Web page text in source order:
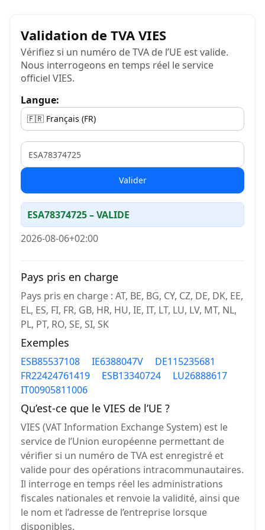
Validation de TVA VIES
Vérifiez si un numéro de TVA de l’UE est valide.
Nous interrogeons en temps réel le service
officiel VIES.
Langue:
Valider
ESA78374725 – VALIDE
2026-08-06+02:00
Pays pris en charge
Pays pris en charge : AT, BE, BG, CY, CZ, DE, DK, EE,
EL, ES, FI, FR, GB, HR, HU, IE, IT, LT, LU, LV, MT, NL,
PL, PT, RO, SE, SI, SK
Exemples
ESB85537108 IE6388047V
DE115235681
FR22424761419
ESB13340724
LU26888617
IT00905811006
Qu’est-ce que le VIES de l’UE ?
VIES (VAT Information Exchange System) est le
service de l’Union européenne permettant de
vérifier si un numéro de TVA est enregistré et
valide pour des opérations intracommunautaires.
Il interroge en temps réel les administrations
fiscales nationales et renvoie la validité, ainsi que
le nom et l’adresse de l’entreprise lorsque
disponibles.